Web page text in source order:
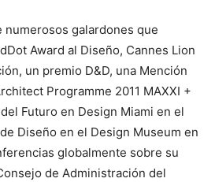
numerosos galardones que
Award al Diseño, Cannes Lion
un premio D&D, una Mención
Programme 2011 MAXXI +
Futuro en Design Miami en el
Diseño en el Design Museum en
globalmente sobre su
de Administración del